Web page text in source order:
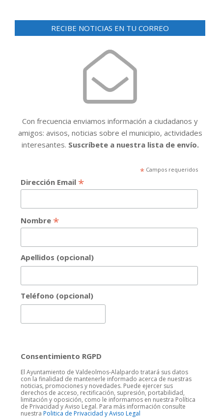
RECIBE NOTICIAS EN TU CORREO
Con frecuencia enviamos información a ciudadanos y
amigos: avisos, noticias sobre el municipio, actividades
interesantes. Suscríbete a nuestra lista de envío.
*Campos requeridos
Dirección Email *
Nombre *
Apellidos (opcional)
Teléfono (opcional)
Consentimiento RGPD
El Ayuntamiento de Valdeolmos-Alalpardo tratará sus datos
con la finalidad de mantenerle informado acerca de nuestras
noticias, promociones y novedades. Puede ejercer sus
derechos de acceso, rectificación, supresión, portabilidad,
limitación y oposición, como le informamos en nuestra Política
de Privacidad y Aviso Legal. Para más información consulte
nuestra Politica de Privacidad y Aviso Legal